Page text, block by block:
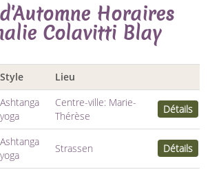
Horaires
Colavitti Blay
Style Lieu
Ashtanga
yoga
Centre-ville: Marie-
Thérèse
Détails
Ashtanga
yoga
Strassen Détails